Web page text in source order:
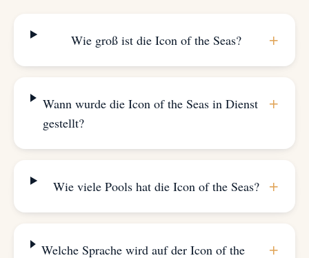
Wie groß ist die Icon of the Seas? +
Wann wurde die Icon of the Seas in Dienst
gestellt?
+
Wie viele Pools hat die Icon of the Seas? +
Welche Sprache wird auf der Icon of the
+